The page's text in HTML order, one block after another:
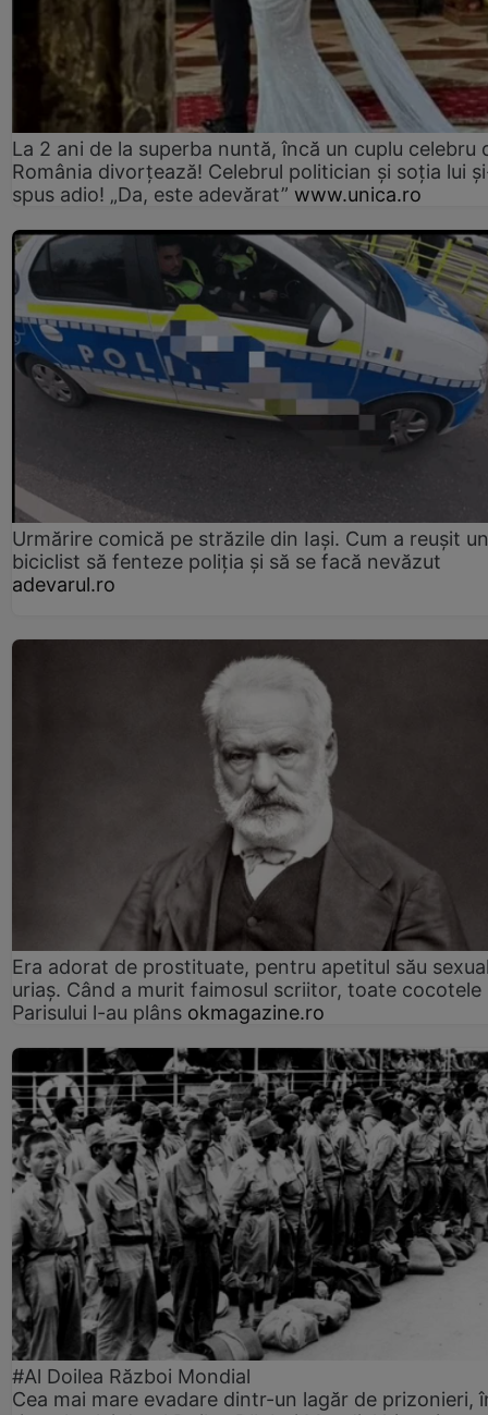
La 2 ani de la superba nuntă, încă un cuplu celebru
România divorțează! Celebrul politician și soția lui
spus adio! „Da, este adevărat” www.unica.ro
Urmărire comică pe străzile din Iași. Cum a reușit un
biciclist să fenteze poliția și să se facă nevăzut
adevarul.ro
Era adorat de prostituate, pentru apetitul său
uriaș. Când a murit faimosul scriitor, toate cocotele
Parisului l-au plâns okmagazine.ro
#Al Doilea Război Mondial
Cea mai mare evadare dintr-un lagăr de prizonieri,